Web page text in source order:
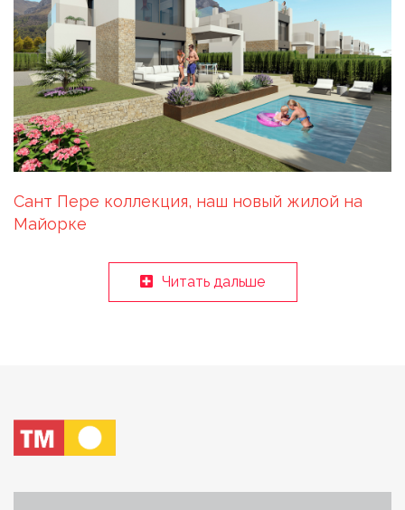
Сант Пере коллекция, наш новый жилой на
Майорке
Читать дальше